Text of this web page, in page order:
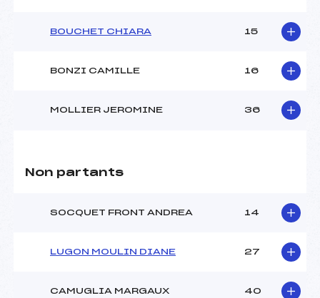
BOUCHET CHIARA 15
BONZI CAMILLE 16
MOLLIER JEROMINE 36
Non partants
SOCQUET FRONT ANDREA 14
LUGON MOULIN DIANE 27
CAMUGLIA MARGAUX 40